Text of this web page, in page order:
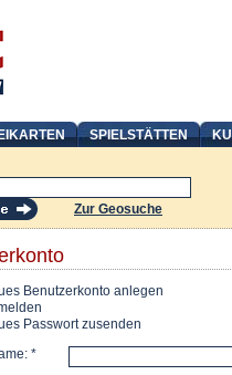
SPIELSTÄTTEN
Zur Geosuche
Benutzerkonto anlegen
Passwort zusenden
*